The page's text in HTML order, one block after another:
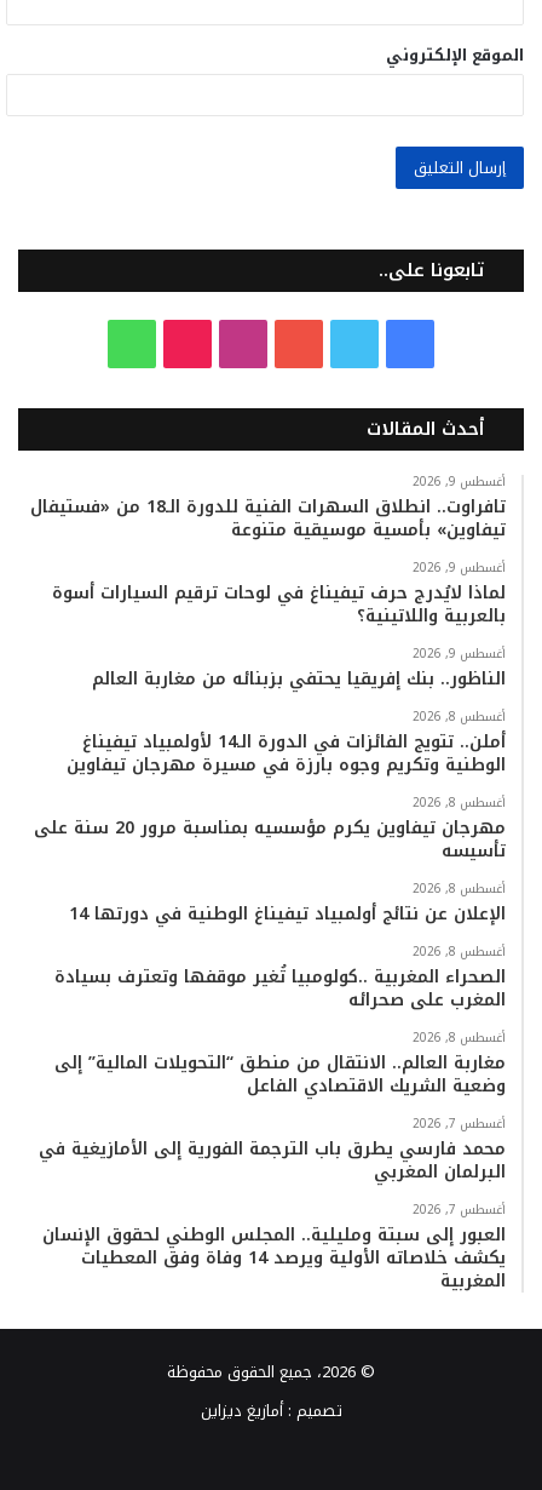
الموقع الإلكتروني
تابعونا على..
س
و
ك
ي
ر
ت
ي
و
ب
س
ت
ر
م
k
T
k
ت
ب
أحدث المقالات
أغسطس 9, 2026
تافراوت.. انطلاق السهرات الفنية للدورة الـ18 من «فستيفال
تيفاوين» بأمسية موسيقية متنوعة
أغسطس 9, 2026
لماذا لايُدرج حرف تيفيناغ في لوحات ترقيم السيارات أسوة
بالعربية واللاتينية؟
أغسطس 9, 2026
الناظور.. بنك إفريقيا يحتفي بزبنائه من مغاربة العالم
أغسطس 8, 2026
أملن.. تتويج الفائزات في الدورة الـ14 لأولمبياد تيفيناغ
الوطنية وتكريم وجوه بارزة في مسيرة مهرجان تيفاوين
أغسطس 8, 2026
مهرجان تيفاوين يكرم مؤسسيه بمناسبة مرور 20 سنة على
تأسيسه
أغسطس 8, 2026
الإعلان عن نتائج أولمبياد تيفيناغ الوطنية في دورتها 14
أغسطس 8, 2026
الصحراء المغربية ..كولومبيا تُغير موقفها وتعترف بسيادة
المغرب على صحرائه
أغسطس 8, 2026
مغاربة العالم.. الانتقال من منطق “التحويلات المالية” إلى
وضعية الشريك الاقتصادي الفاعل
أغسطس 7, 2026
محمد فارسي يطرق باب الترجمة الفورية إلى الأمازيغية في
البرلمان المغربي
أغسطس 7, 2026
العبور إلى سبتة ومليلية.. المجلس الوطني لحقوق الإنسان
يكشف خلاصاته الأولية ويرصد 14 وفاة وفق المعطيات
المغربية
© 2026، جميع الحقوق محفوظة
تصميم :أمازيغ ديزاين